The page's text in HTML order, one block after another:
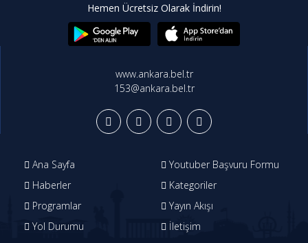
Hemen Ücretsiz Olarak İndirin!
www.ankara.bel.tr
153@ankara.bel.tr
Ana Sayfa
Youtuber Başvuru Formu
Haberler
Kategoriler
Programlar
Yayın Akışı
Yol Durumu
İletişim